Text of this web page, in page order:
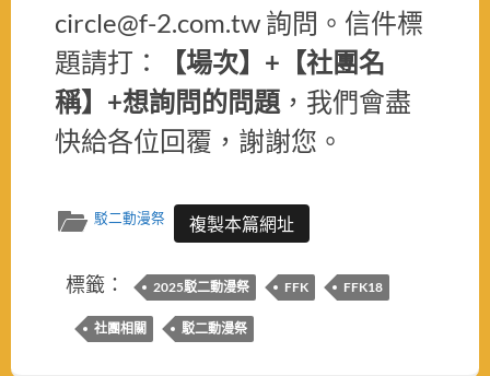
circle@f-2.com.tw 詢問。信件標
題請打：
【場次】+【社團名
稱】+想詢問的問題 ，我們會盡
快給各位回覆，謝謝您。
駁二動漫祭 複製本篇網址
標籤： 2025駁二動漫祭 FFK FFK18
社團相關 駁二動漫祭